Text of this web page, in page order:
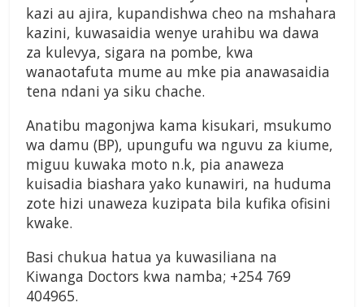
kazi au ajira, kupandishwa cheo na mshahara
kazini, kuwasaidia wenye urahibu wa dawa
za kulevya, sigara na pombe, kwa
wanaotafuta mume au mke pia anawasaidia
tena ndani ya siku chache.
Anatibu magonjwa kama kisukari, msukumo
wa damu (BP), upungufu wa nguvu za kiume,
miguu kuwaka moto n.k, pia anaweza
kuisadia biashara yako kunawiri, na huduma
zote hizi unaweza kuzipata bila kufika ofisini
kwake.
Basi chukua hatua ya kuwasiliana na
Kiwanga Doctors kwa namba; +254 769
404965.